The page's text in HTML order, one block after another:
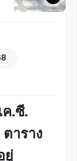
.ซี.
าราง
ยู่